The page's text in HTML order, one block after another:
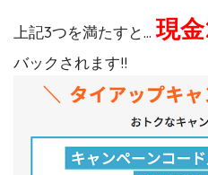
上記3つを満たすと…現
バックされます!!